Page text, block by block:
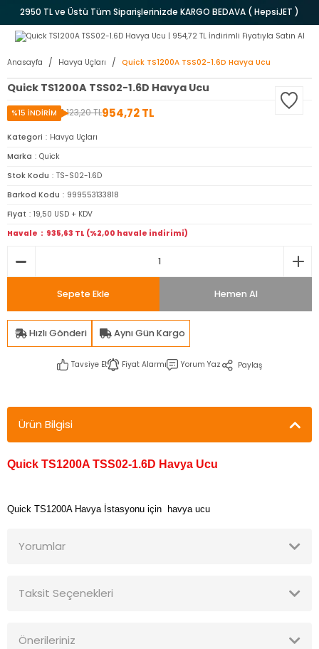
2950 TL ve Üstü Tüm Siparişlerinizde KARGO BEDAVA ( HepsiJET )
Anasayfa Havya Uçları Quick TS1200A TSS02-1.6D Havya Ucu
Quick TS1200A TSS02-1.6D Havya Ucu
1.123,20 TL954,72 TL
%15 İNDİRİM
Kategori
Havya Uçları
Marka
Quick
Stok Kodu
TS-S02-1.6D
Barkod Kodu
999553133818
Fiyat
19,50 USD + KDV
Havale
935,63 TL (%2,00 havale indirimi)
Sepete Ekle Hemen Al
Hızlı Gönderi Aynı Gün Kargo
Tavsiye Et Fiyat Alarmı Yorum Yaz Paylaş
Ürün Bilgisi
Quick TS1200A TSS02-1.6D Havya Ucu
Quick TS1200A Havya İstasyonu için havya ucu
Yorumlar
Taksit Seçenekleri
Önerileriniz